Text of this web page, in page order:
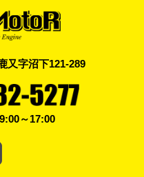
又字沼下121-289
～17:00